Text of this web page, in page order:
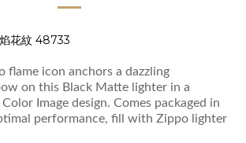
花紋 48733
flame icon anchors a dazzling
on this Black Matte lighter in a
Image design. Comes packaged in
performance, fill with Zippo lighter